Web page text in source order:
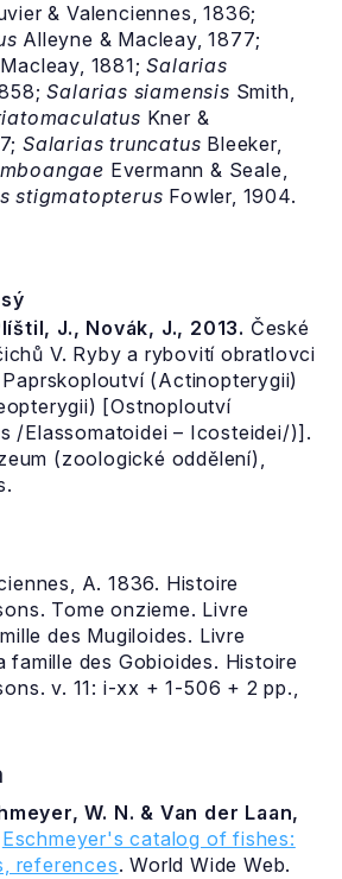
& Valenciennes, 1836;
Alleyne & Macleay, 1877;
Macleay, 1881;Salarias
Salarias siamensis Smith,
Kner &
Salarias truncatus Bleeker,
Evermann & Seale,
stigmatopterus Fowler, 1904.
J., Novák, J., 2013. České
V. Ryby a rybovití obratlovci
(Actinopterygii)
[Ostnoploutví
/Elassomatoidei – Icosteidei/)].
(zoologické oddělení),
A. 1836. Histoire
Tome onzieme. Livre
des Mugiloides. Livre
famille des Gobioides. Histoire
v. 11: i-xx + 1-506 + 2 pp.,
W. N. & Van der Laan,
Eschmeyer's catalog of fishes:
references. World Wide Web.